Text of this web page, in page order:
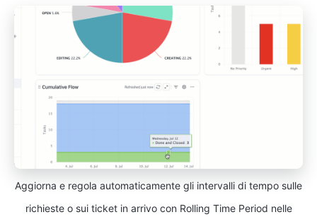
Aggiorna e regola automaticamente gli intervalli di tempo sulle
richieste o sui ticket in arrivo con Rolling Time Period nelle